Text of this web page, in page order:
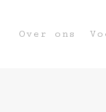
Over ons